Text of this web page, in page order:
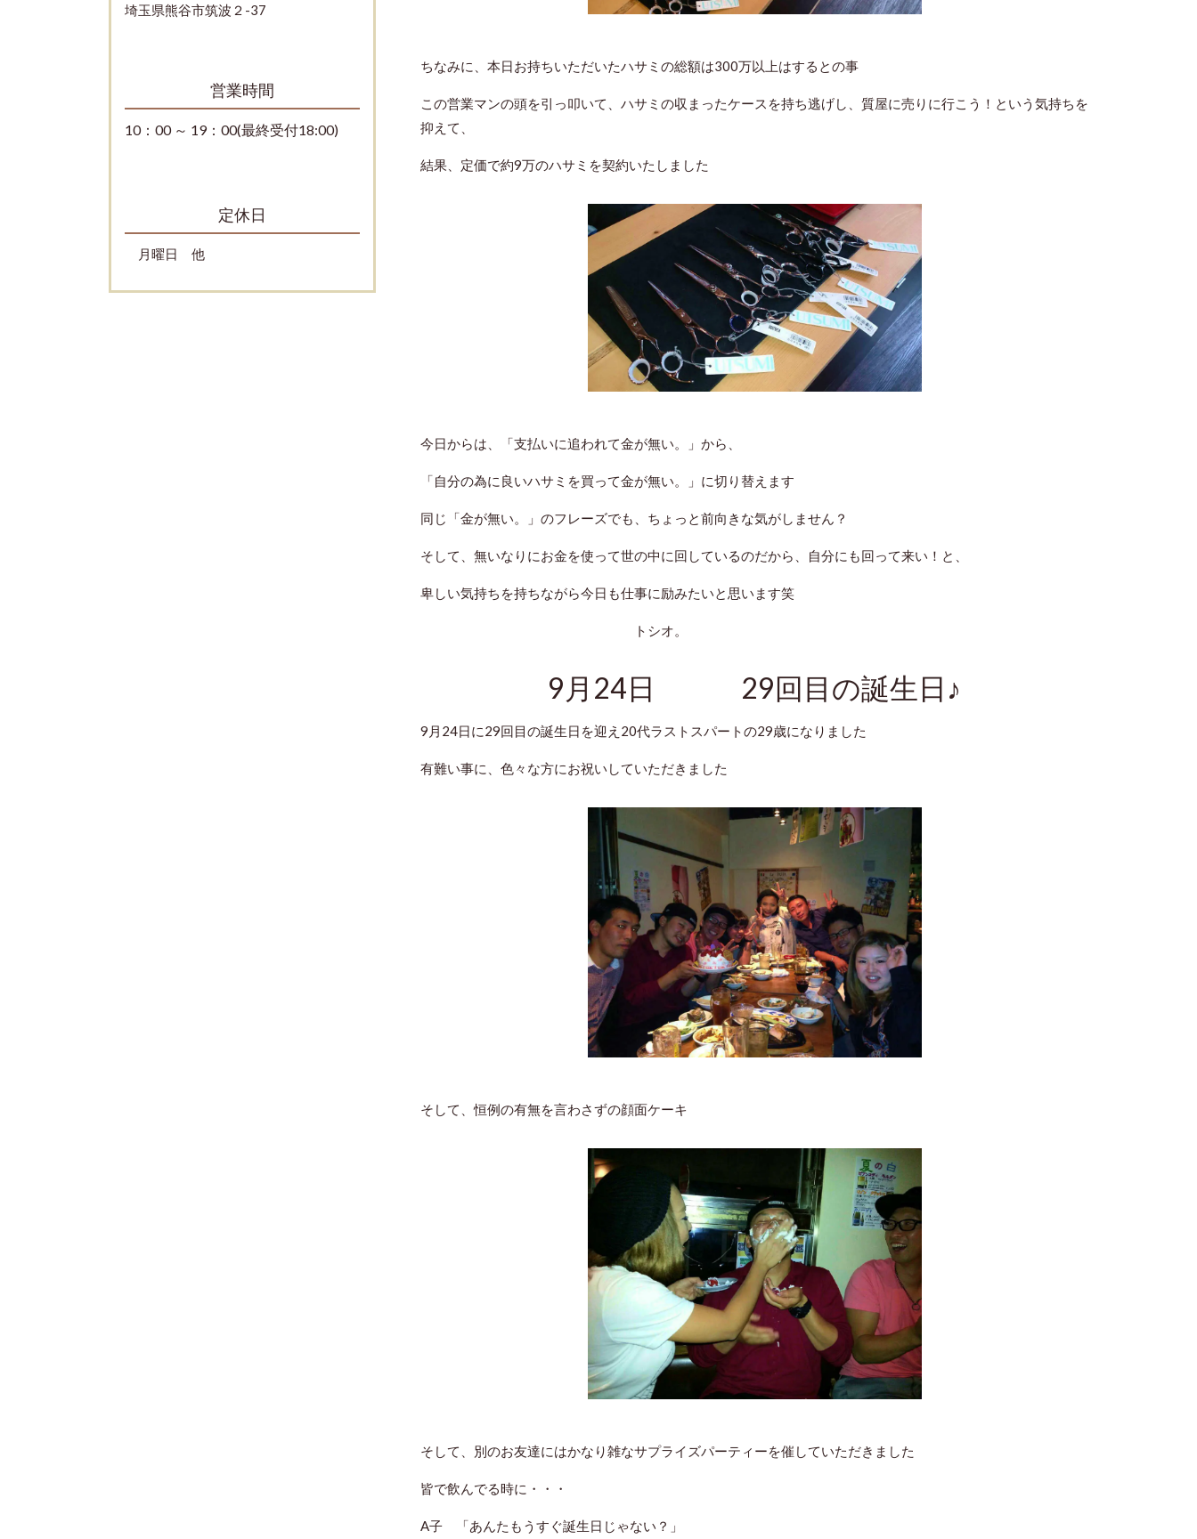
ちなみに、本日お持ちいただいたハサミの総額は300万以上はするとの事
この営業マンの頭を引っ叩いて、ハサミの収まったケースを持ち逃げし、質屋に売りに行こう！という気持ちを
抑えて、
結果、定価で約9万のハサミを契約いたしました
今日からは、「支払いに追われて金が無い。」から、
「自分の為に良いハサミを買って金が無い。」に切り替えます
同じ「金が無い。」のフレーズでも、ちょっと前向きな気がしません？
そして、無いなりにお金を使って世の中に回しているのだから、自分にも回って来い！と、
卑しい気持ちを持ちながら今日も仕事に励みたいと思います笑
トシオ。
9月24日 29回目の誕生日♪
9月24日に29回目の誕生日を迎え20代ラストスパートの29歳になりました
有難い事に、色々な方にお祝いしていただきました
そして、恒例の有無を言わさずの顔面ケーキ
そして、別のお友達にはかなり雑なサプライズパーティーを催していただきました
皆で飲んでる時に・・・
A子 「あんたもうすぐ誕生日じゃない？」
埼玉県熊谷市筑波２-37
営業時間
10：00 ～ 19：00(最終受付18:00)
定休日
月曜日 他